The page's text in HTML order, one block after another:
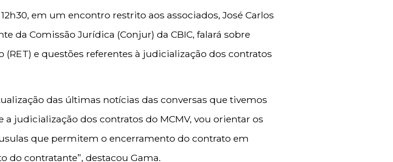
em um encontro restrito aos associados, José Carlos
da Comissão Jurídica (Conjur) da CBIC, falará sobre
e questões referentes à judicialização dos contratos
das últimas notícias das conversas que tivemos
a judicialização dos contratos do MCMV, vou orientar os
que permitem o encerramento do contrato em
do contratante”, destacou Gama.